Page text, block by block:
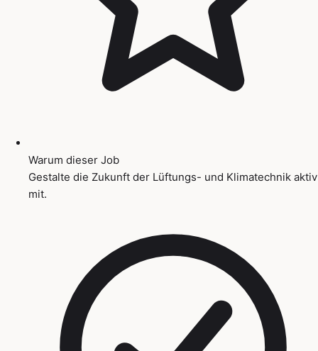
Warum dieser Job
Gestalte die Zukunft der Lüftungs- und Klimatechnik aktiv
mit.